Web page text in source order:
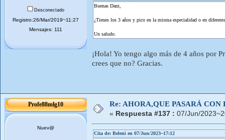
Desconectado
Registro:26/Mar/2019~11:27
Mensajes: 111
Buenas Dani,
¿Tienes los 3 años y pico en la misma especialidad o en
Un saludo.
¡Hola! Yo tengo algo más de 4 años por
crees que no? Gracias.
Profe88mlg10
Nuev@
Re: AHORA,QUE PASARÁ
« Respuesta #137 : 07/Jun/
Cita de: Beleni en 07/Jun/2023~17:12